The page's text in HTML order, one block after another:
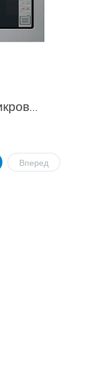
Встраиваемая микроволновая печь Samsung FW87SSTR в Москве
Вперед